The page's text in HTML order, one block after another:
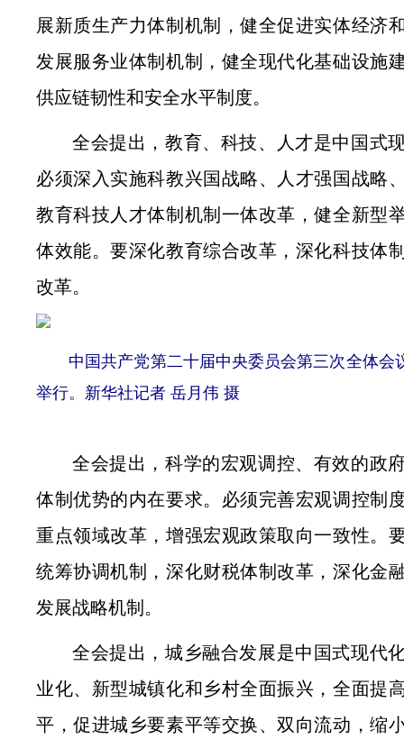
展新质生产力体制机制，健全促进实体经济
发展服务业体制机制，健全现代化基础设施
供应链韧性和安全水平制度。
全会提出，教育、科技、人才是中国式
必须深入实施科教兴国战略、人才强国战略
教育科技人才体制机制一体改革，健全新型
体效能。要深化教育综合改革，深化科技体
改革。
中国共产党第二十届中央委员会第三次全体会
举行。新华社记者 岳月伟 摄
全会提出，科学的宏观调控、有效的政
体制优势的内在要求。必须完善宏观调控制
重点领域改革，增强宏观政策取向一致性。
统筹协调机制，深化财税体制改革，深化金
发展战略机制。
全会提出，城乡融合发展是中国式现代
业化、新型城镇化和乡村全面振兴，全面提
平，促进城乡要素平等交换、双向流动，缩